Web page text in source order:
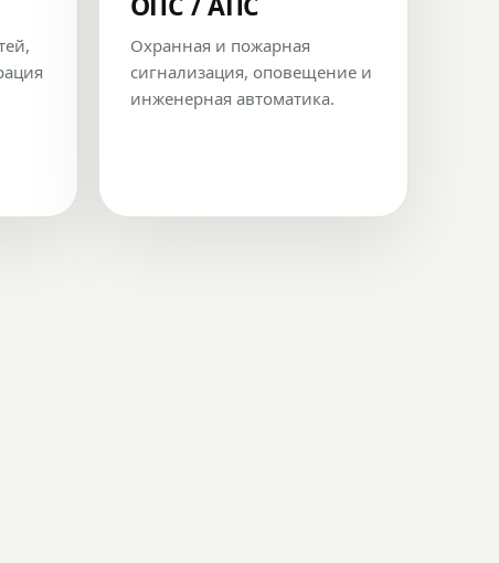
Охранная и пожарная
сигнализация, оповещение и
инженерная автоматика.